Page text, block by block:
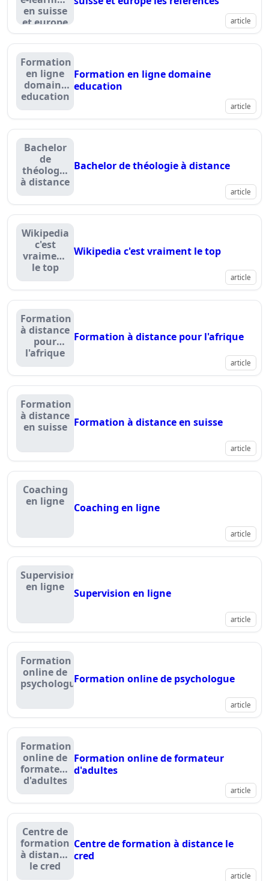
en suisse
et europe
les
références
article
Formation
en ligne
domaine
education
Formation en ligne domaine
education
article
Bachelor
de
théologie
à distance
Bachelor de théologie à distance
article
Wikipedia
c'est
vraiment
le top
Wikipedia c'est vraiment le top
article
Formation
à distance
pour
l'afrique
Formation à distance pour l'afrique
article
Formation
à distance
en suisse Formation à distance en suisse
article
Coaching
en ligne
Coaching en ligne
article
Supervision
en ligne
Supervision en ligne
article
Formation
online de
psychologueFormation online de psychologue
article
Formation
online de
formateur
d'adultes
Formation online de formateur
d'adultes
article
Centre de
formation
à distance
le cred
Centre de formation à distance le
cred
article